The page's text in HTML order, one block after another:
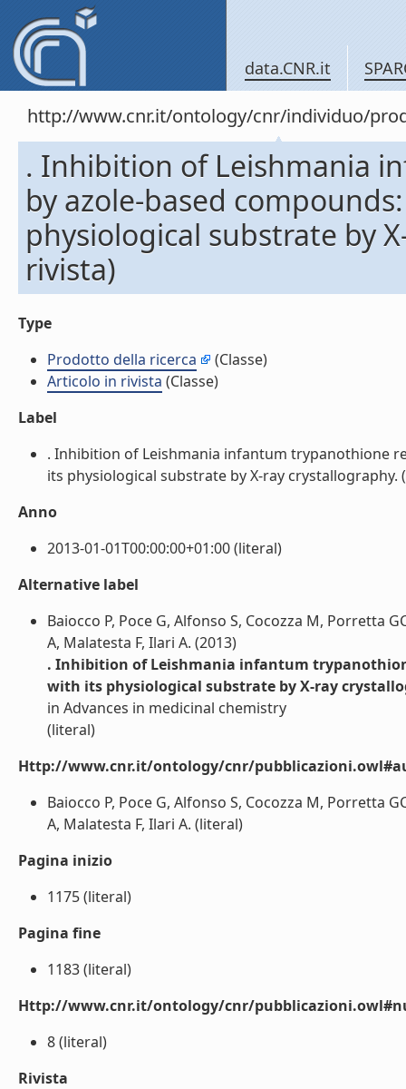
data.CNR.it
http://www.cnr.it/ontology/cnr/individuo/
. Inhibition of Leishmania
by azole-based
physiological substrate by
rivista)
Type
Prodotto della ricerca
(Classe)
Articolo in rivista (Classe)
Label
. Inhibition of Leishmania infantum trypanothione
its physiological substrate by X-ray
Anno
2013-01-01T00:00:00+01:00 (literal)
Alternative label
Baiocco P, Poce G, Alfonso S, Cocozza M, Porretta
A, Malatesta F, Ilari A. (2013)
. Inhibition of Leishmania infantum
with its physiological substrate by X-ray
in Advances in medicinal chemistry
(literal)
Http://www.cnr.it/ontology/cnr/
Baiocco P, Poce G, Alfonso S, Cocozza M, Porretta
A, Malatesta F, Ilari A. (literal)
Pagina inizio
1175 (literal)
Pagina fine
1183 (literal)
Http://www.cnr.it/ontology/cnr/
8 (literal)
Rivista